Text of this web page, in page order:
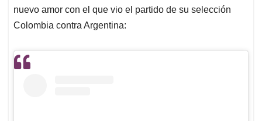
nuevo amor con el que vio el partido de su selección
Colombia contra Argentina: